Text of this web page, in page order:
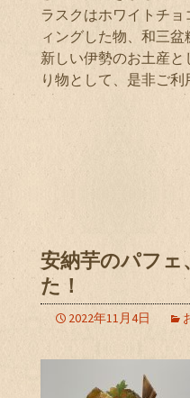
ラスクはホワイトチ
ィングした物、和三盆
新しい伊勢のお土産
り物として、是非ご利
安納芋のパフェ
た！
2022年11月4日